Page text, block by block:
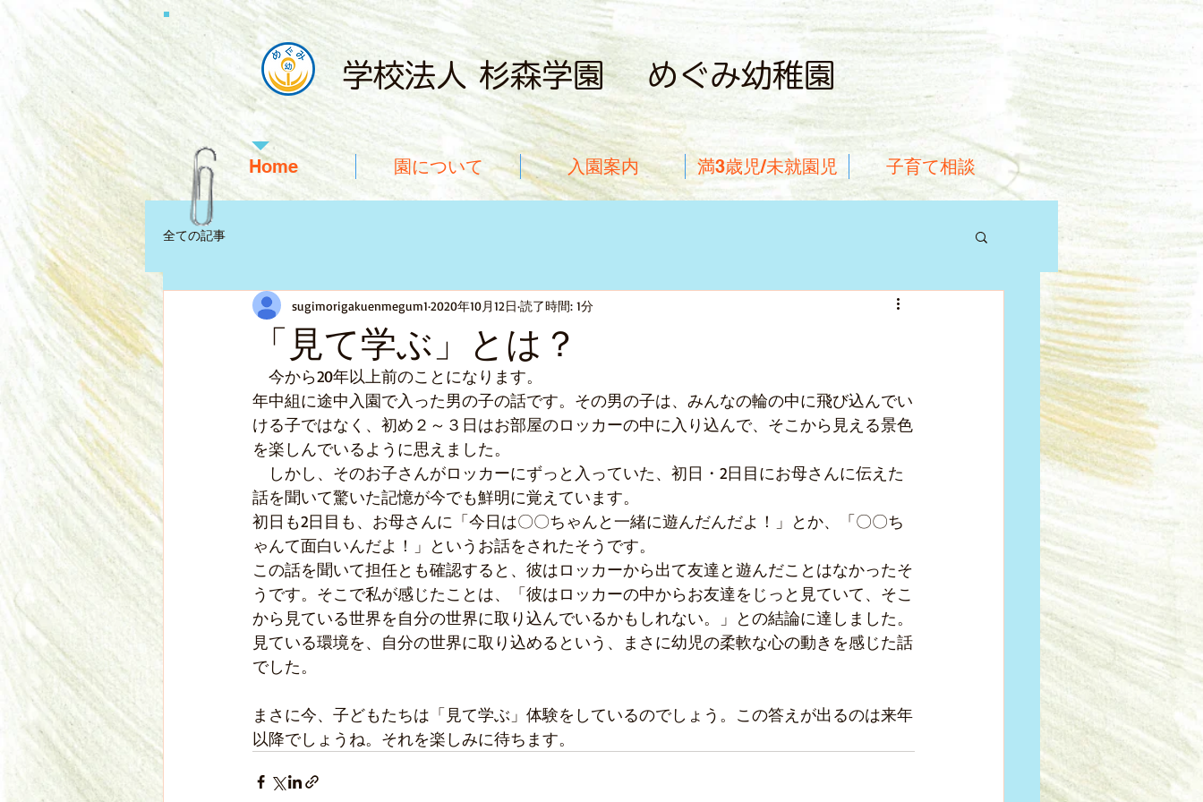
Home 園について 入園案内 満3歳児/未就園児 子育て相談
全ての記事
「見て学ぶ」とは？
sugimorigakuenmegum1 2020年10月12日 読了時間: 1分
今から20年以上前のことになります。
年中組に途中入園で入った男の子の話です。その男の子は、みんなの輪の中に飛び込んでい
ける子ではなく、初め２～３日はお部屋のロッカーの中に入り込んで、そこから見える景色
を楽しんでいるように思えました。
しかし、そのお子さんがロッカーにずっと入っていた、初日・2日目にお母さんに伝えた
話を聞いて驚いた記憶が今でも鮮明に覚えています。
初日も2日目も、お母さんに「今日は〇〇ちゃんと一緒に遊んだんだよ！」とか、「〇〇ち
ゃんて面白いんだよ！」というお話をされたそうです。
この話を聞いて担任とも確認すると、彼はロッカーから出て友達と遊んだことはなかったそ
うです。そこで私が感じたことは、「彼はロッカーの中からお友達をじっと見ていて、そこ
から見ている世界を自分の世界に取り込んでいるかもしれない。」との結論に達しました。
見ている環境を、自分の世界に取り込めるという、まさに幼児の柔軟な心の動きを感じた話
でした。
まさに今、子どもたちは「見て学ぶ」体験をしているのでしょう。この答えが出るのは来年
以降でしょうね。それを楽しみに待ちます。
学校法人 杉森学園 めぐみ幼稚園